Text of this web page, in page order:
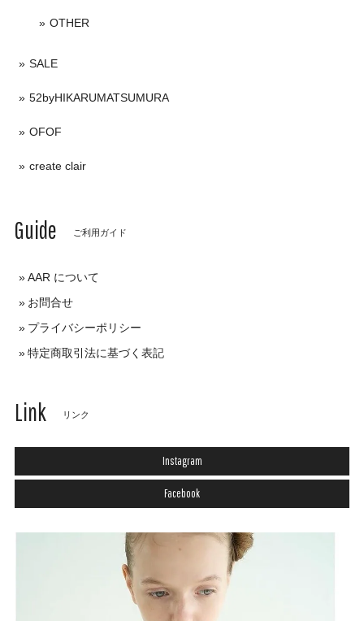
OTHER
SALE
52byHIKARUMATSUMURA
OFOF
create clair
Guide ご利用ガイド
AAR について
お問合せ
プライバシーポリシー
特定商取引法に基づく表記
Link リンク
Instagram
Facebook